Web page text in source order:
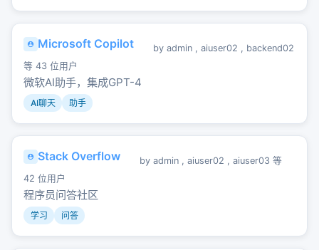
Microsoft Copilot by admin , aiuser02 , backend02
等 43 位用户
微软AI助手，集成GPT-4
AI聊天 助手
Stack Overflow by admin , aiuser02 , aiuser03 等
42 位用户
程序员问答社区
学习 问答